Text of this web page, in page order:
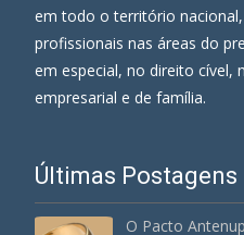
em todo o território
profissionais nas áreas do
em especial, no direito cível,
empresarial e de família.
Últimas Postagens
O Pacto